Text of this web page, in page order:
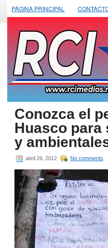
PÁGINA PRINCIPAL
Conozca el
Huasco
y
abril 26, 2012 No comments